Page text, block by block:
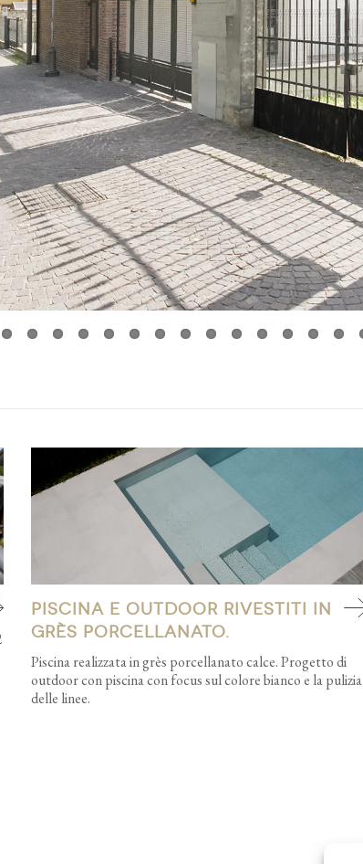
Piscina e outdoor rivestiti in
grès porcellanato.
Piscina realizzata in grès porcellanato calce. Progetto di
outdoor con piscina con focus sul colore bianco e la pulizia
delle linee.